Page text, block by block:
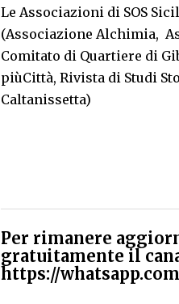
Le Associazioni di SOS
(Associazione Alchimia,
Comitato di Quartiere di
piùCittà, Rivista di Studi
Caltanissetta)
Per rimanere
gratuitamente il
https://